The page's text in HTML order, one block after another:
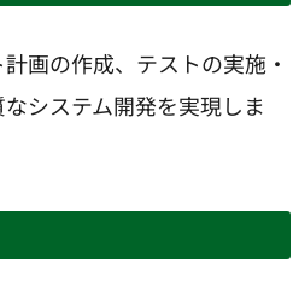
画の作成、テストの実施・
システム開発を実現しま